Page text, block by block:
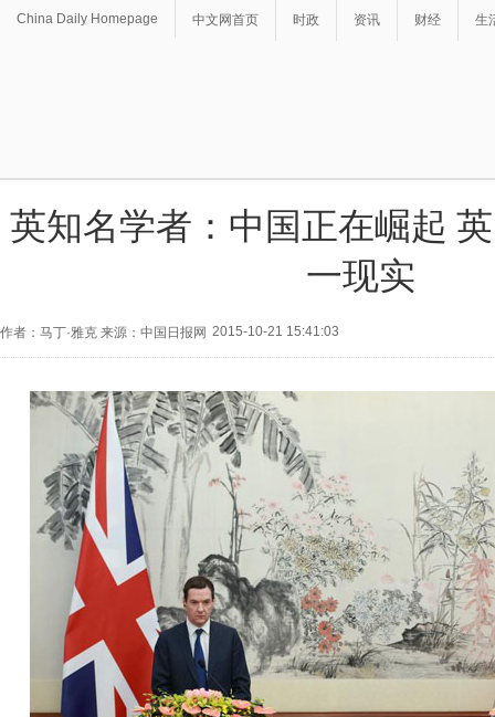
China Daily Homepage 中文网首页 时政 资讯 财经 生
英知名学者：中国正在崛起
一现实
作者：马丁·雅克 来源：中国日报网 2015-10-21 15:41:03